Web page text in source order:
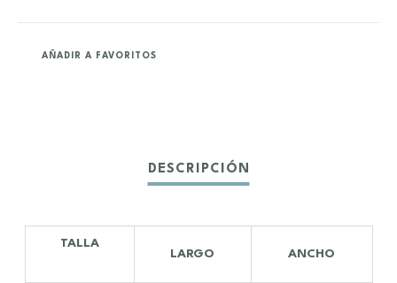
AÑADIR A FAVORITOS
TALLA
LARGO
ANCHO